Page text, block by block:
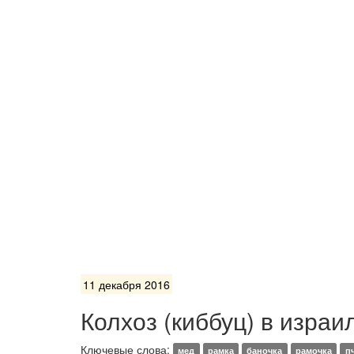
11 декабря 2016
Колхоз (киббуц) в
Ключевые слова: мед рамка баночка рамочка